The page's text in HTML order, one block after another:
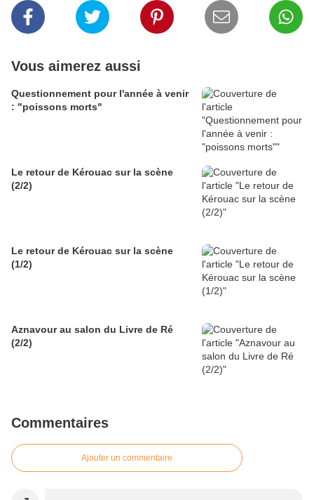
Vous aimerez aussi
Questionnement pour l'année à venir
: "poissons morts"
Le retour de Kérouac sur la scène
(2/2)
Le retour de Kérouac sur la scène
(1/2)
Aznavour au salon du Livre de Ré
(2/2)
Commentaires
Ajouter un commentaire